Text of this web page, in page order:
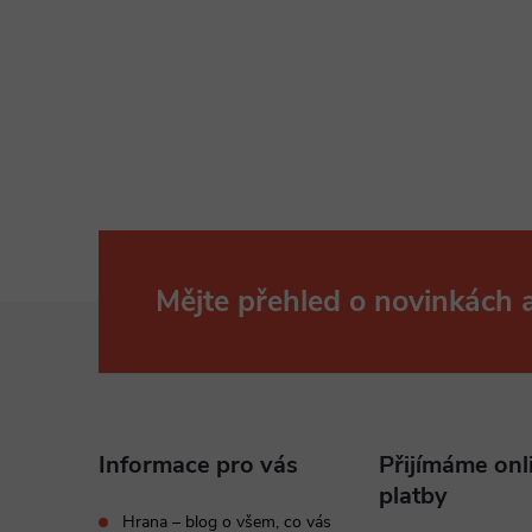
Mějte přehled o novinkách
Informace pro vás
Hrana – blog o všem, co vás
Přijímáme
platby